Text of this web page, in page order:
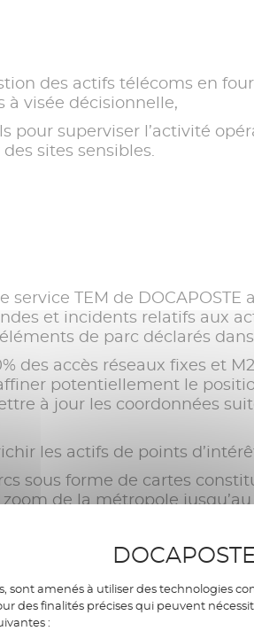
des actifs télécoms en
à visée décisionnelle,
pour superviser l’activité
sites sensibles.
service TEM de DOCAPOSTE
et incidents relatifs aux
de parc déclarés
des accès réseaux fixes et
potentiellement le
à jour les coordonnées
les actifs de points
sous forme de cartes
de la métropole jusqu’au
sont amenés à utiliser des technologies
des finalités précises qui peuvent
: